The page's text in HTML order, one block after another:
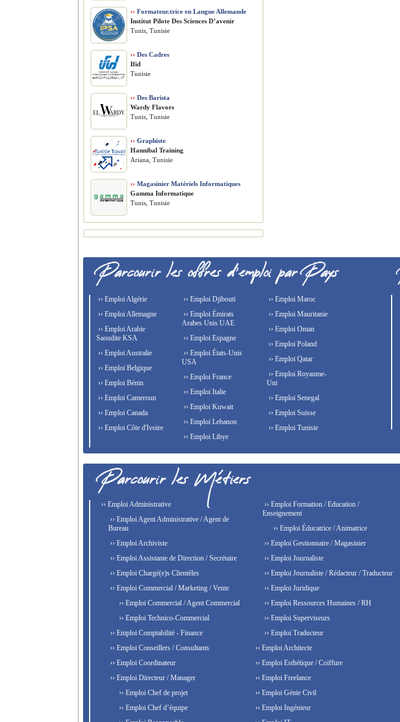
›› Formateur.trice en Langue Allemande
Institut Pilote Des Sciences D’avenir
Tunis, Tunisie
›› Des Cadres
Ifid
Tunisie
›› Des Barista
Wardy Flavors
Tunis, Tunisie
›› Graphiste
Hannibal Training
Ariana, Tunisie
›› Magasinier Matériels Informatiques
Gamma Informatique
Tunis, Tunisie
›› Emploi Algérie
›› Emploi Allemagne
›› Emploi Arabie
Saoudite KSA
›› Emploi Australie
›› Emploi Belgique
›› Emploi Bénin
›› Emploi Cameroun
›› Emploi Canada
›› Emploi Côte d'Ivoire
›› Emploi Djibouti
›› Emploi Émirats
Arabes Unis UAE
›› Emploi Espagne
›› Emploi États-Unis
USA
›› Emploi France
›› Emploi Italie
›› Emploi Kuwait
›› Emploi Lebanon
›› Emploi Libye
›› Emploi Maroc
›› Emploi Mauritanie
›› Emploi Oman
›› Emploi Poland
›› Emploi Qatar
›› Emploi Royaume-
Uni
›› Emploi Senegal
›› Emploi Suisse
›› Emploi Tunisie
›› Emploi Administrative
›› Emploi Agent Administrative / Agent de
Bureau
›› Emploi Archiviste
›› Emploi Assistante de Direction / Secrétaire
›› Emploi Chargé(e)s Clientèles
›› Emploi Commercial / Marketing / Vente
›› Emploi Commercial / Agent Commercial
›› Emploi Technico-Commercial
›› Emploi Comptabilité - Finance
›› Emploi Conseillers / Consultants
›› Emploi Coordinateur
›› Emploi Directeur / Manager
›› Emploi Chef de projet
›› Emploi Chef d’équipe
›› Emploi Formation / Education /
Enseignement
›› Emploi Éducatrice / Animatrice
›› Emploi Gestionnaire / Magasinier
›› Emploi Journaliste
›› Emploi Journaliste / Rédacteur / Traducteur
›› Emploi Juridique
›› Emploi Ressources Humaines / RH
›› Emploi Superviseurs
›› Emploi Traducteur
›› Emploi Architecte
›› Emploi Esthétique / Coiffure
›› Emploi Freelance
›› Emploi Génie Civil
›› Emploi Ingénieur